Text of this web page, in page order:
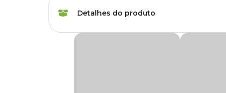
Gênero Unissex
Detalhes do produto